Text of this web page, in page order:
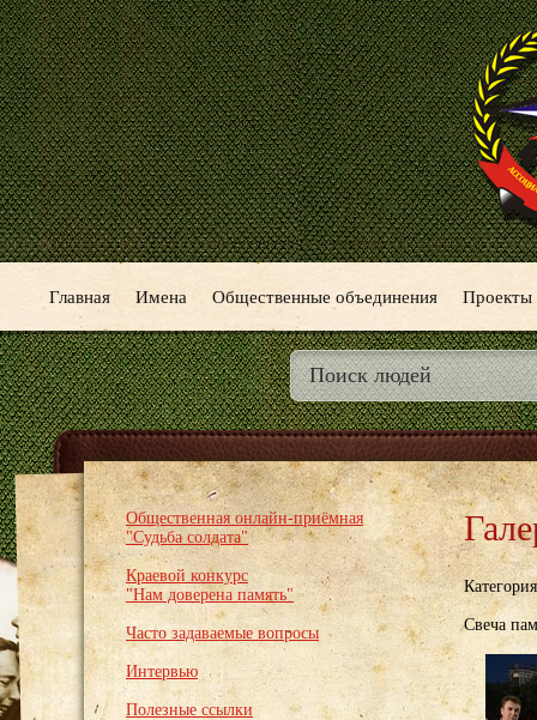
Главная Имена Общественные объединения Проекты
Общественная онлайн-приёмная
"Судьба солдата"
Краевой конкурс
"Нам доверена память"
Часто задаваемые вопросы
Интервью
Полезные ссылки
Свеча